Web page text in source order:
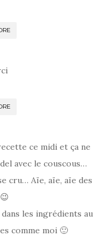
ce midi et ça ne
avec le couscous…
cru… Aïe, aïe, aïe des
les ingrédients au
comme moi 🙂